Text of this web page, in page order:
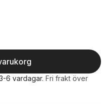
6 vardagar. Fri frakt över